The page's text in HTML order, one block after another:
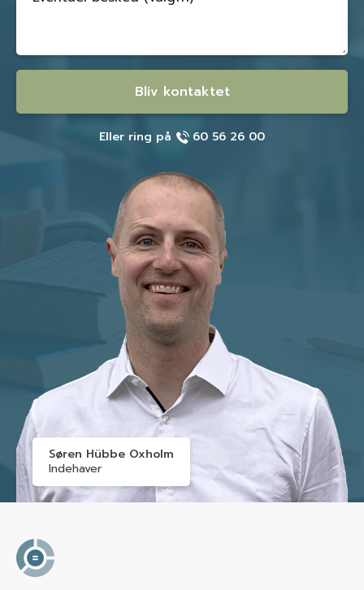
Bliv kontaktet
Eller ring på 60 56 26 00
Søren Hübbe Oxholm
Indehaver